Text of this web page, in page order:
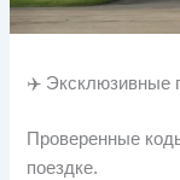
✈️ Эксклюзивные
Проверенные
поездке.